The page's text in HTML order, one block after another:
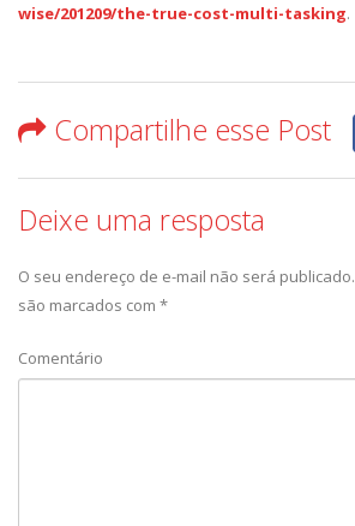
wise/201209/the-true-cost-multi-tasking.
Compartilhe esse Post
Deixe uma resposta
O seu endereço de e-mail não será publicado.
são marcados com *
Comentário